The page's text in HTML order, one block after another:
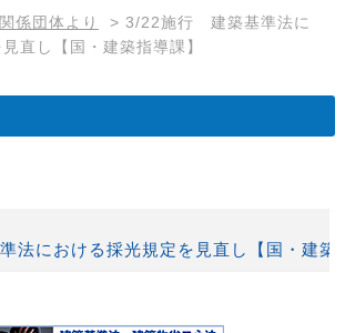
係団体より > 3/22施行 建築基準法に
直し【国・建築指導課】
法における採光規定を見直し【国・建築